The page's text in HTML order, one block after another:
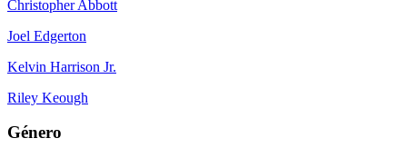
Christopher Abbott
Joel Edgerton
Kelvin Harrison Jr.
Riley Keough
Género